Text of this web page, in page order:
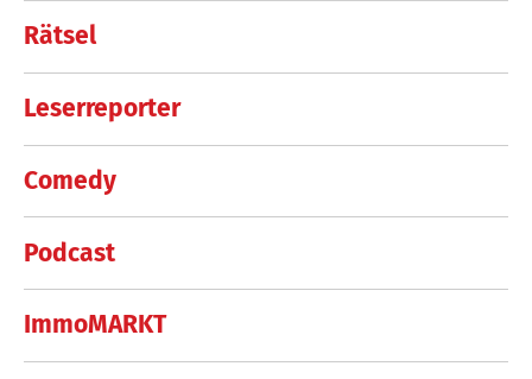
Rätsel
Leserreporter
Comedy
Podcast
ImmoMARKT